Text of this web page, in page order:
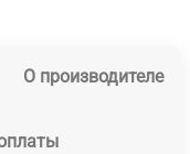
О производителе